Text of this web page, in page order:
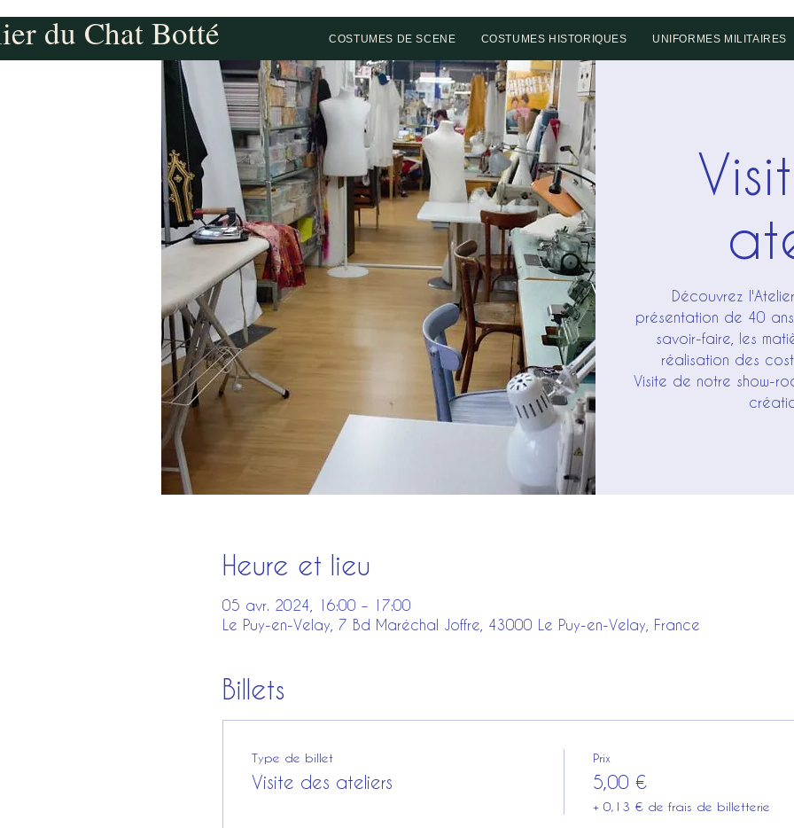
du Chat Botté COSTUMES DE SCENE COSTUMES HISTORIQUES UNIFORMES MILITAIRES
Découvrez
présentation de 40
savoir-faire, les
réalisation des
Visite de notre show-
Heure et lieu
05 avr. 2024, 16:00 – 17:00
Le Puy-en-Velay, 7 Bd Maréchal Joffre, 43000 Le Puy-en-Velay, France
Billets
Type de billet
Visite des ateliers
Prix
5,00 €
+ 0,13 € de frais de billetterie